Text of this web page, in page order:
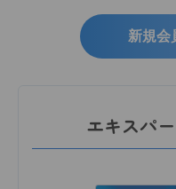
新規会
エキスパ